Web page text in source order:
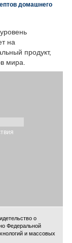
домашнего
на
продукт,
мира.
о
Федеральной
и массовых